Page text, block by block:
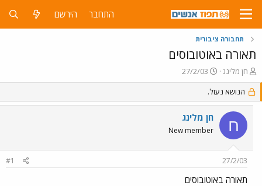
התחבר הירשם
תחבורה ציבורית
תאורה באוטובוסים
פ
ו
ת
ח
נ
חן מלינג
פ
ו
ר
ס
ם
ב
ת
ך
27/2/03
הנושא נעול.
ח חן מלינג
New member
27/2/03
#1
תאורה באוטובוסים